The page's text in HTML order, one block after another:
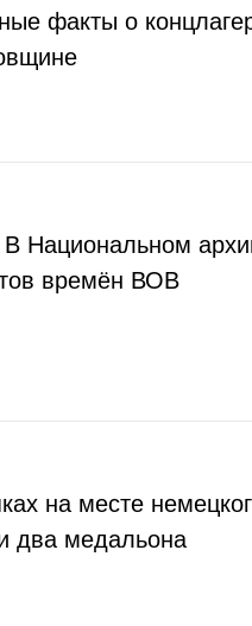
факты о
Национальном
времён ВОВ
на месте
два медальона